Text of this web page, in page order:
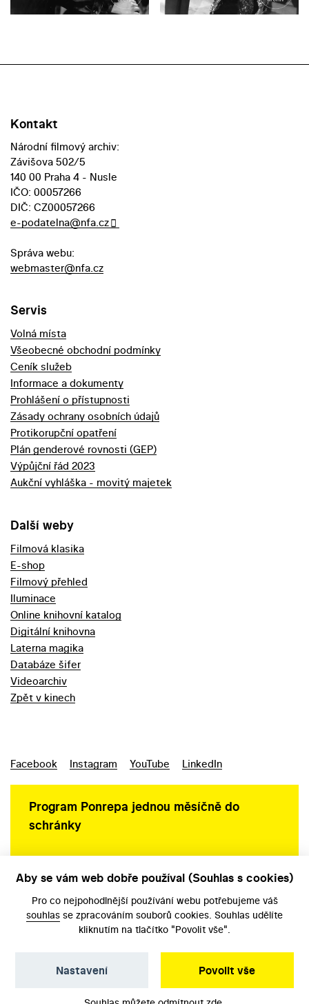
Kontakt
Národní filmový archiv:
Závišova 502/5
140 00 Praha 4 - Nusle
IČO: 00057266
DIČ: CZ00057266
e-podatelna@nfa.cz
Správa webu:
webmaster@nfa.cz
Servis
Volná místa
Všeobecné obchodní podmínky
Ceník služeb
Informace a dokumenty
Prohlášení o přístupnosti
Zásady ochrany osobních údajů
Protikorupční opatření
Plán genderové rovnosti (GEP)
Výpůjční řád 2023
Aukční vyhláška - movitý majetek
Další weby
Filmová klasika
E-shop
Filmový přehled
Iluminace
Online knihovní katalog
Digitální knihovna
Laterna magika
Databáze šifer
Videoarchiv
Zpět v kinech
Facebook Instagram YouTube LinkedIn
Program Ponrepa jednou měsíčně do
schránky
Aby se vám web dobře používal (Souhlas s cookies)
Pro co nejpohodlnější používání webu potřebujeme váš
souhlas se zpracováním souborů cookies. Souhlas udělíte
kliknutím na tlačítko "Povolit vše".
Povolit vše
Nastavení